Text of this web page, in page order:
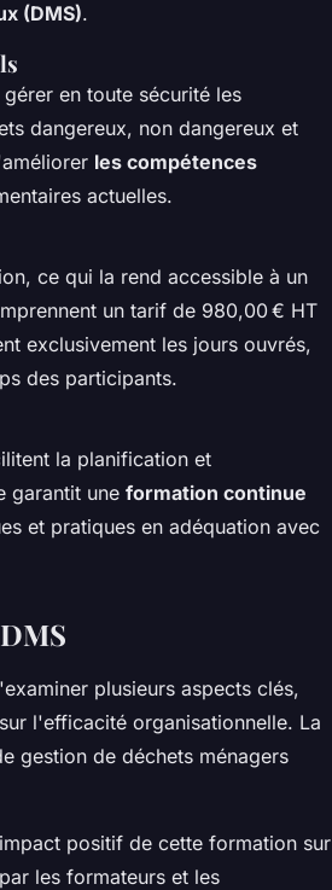
(DMS).
en toute sécurité les
dangereux, non dangereux et
les compétences
actuelles.
ce qui la rend accessible à un
un tarif de 980,00 € HT
exclusivement les jours ouvrés,
des participants.
la planification et
garantit une formation continue
et pratiques en adéquation avec
plusieurs aspects clés,
l'efficacité organisationnelle. La
gestion de déchets ménagers
positif de cette formation sur
les formateurs et les